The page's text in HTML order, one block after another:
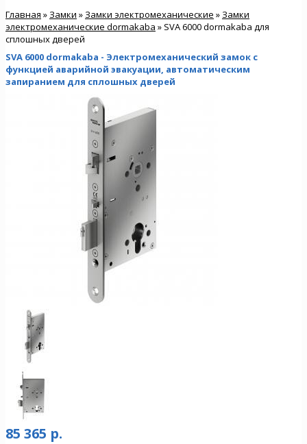
Главная » Замки » Замки электромеханические » Замки
электромеханические dormakaba » SVA 6000 dormakaba для
сплошных дверей
SVA 6000 dormakaba - Электромеханический замок с
функцией аварийной эвакуации, автоматическим
запиранием для сплошных дверей
85 365 р.